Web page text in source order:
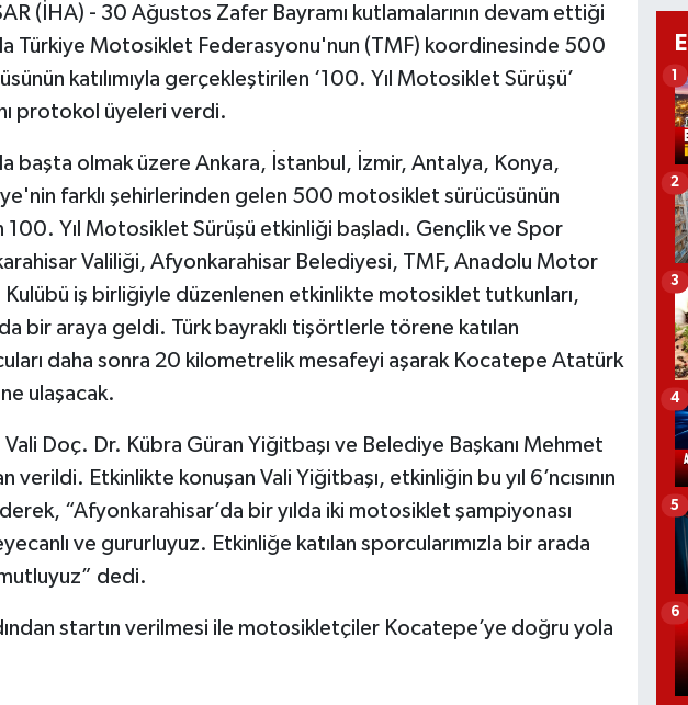
(İHA) - 30 Ağustos Zafer Bayramı kutlamalarının devam ettiği
Türkiye Motosiklet Federasyonu'nun (TMF) koordinesinde 500
katılımıyla gerçekleştirilen ‘100. Yıl Motosiklet Sürüşü’
protokol üyeleri verdi.
başta olmak üzere Ankara, İstanbul, İzmir, Antalya, Konya,
farklı şehirlerinden gelen 500 motosiklet sürücüsünün
100. Yıl Motosiklet Sürüşü etkinliği başladı. Gençlik ve Spor
Valiliği, Afyonkarahisar Belediyesi, TMF, Anadolu Motor
Kulübü iş birliğiyle düzenlenen etkinlikte motosiklet tutkunları,
bir araya geldi. Türk bayraklı tişörtlerle törene katılan
daha sonra 20 kilometrelik mesafeyi aşarak Kocatepe Atatürk
ulaşacak.
Vali Doç. Dr. Kübra Güran Yiğitbaşı ve Belediye Başkanı Mehmet
verildi. Etkinlikte konuşan Vali Yiğitbaşı, etkinliğin bu yıl 6’ncısının
“Afyonkarahisar’da bir yılda iki motosiklet şampiyonası
ve gururluyuz. Etkinliğe katılan sporcularımızla bir arada
dedi.
startın verilmesi ile motosikletçiler Kocatepe’ye doğru yola
1
2
3
4
5
6